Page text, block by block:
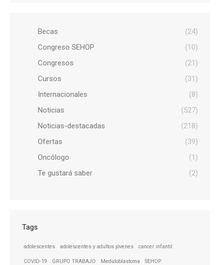
Becas
(24)
Congreso SEHOP
(10)
Congresos
(21)
Cursos
(31)
Internacionales
(8)
Noticias
(527)
Noticias-destacadas
(218)
Ofertas
(39)
Oncólogo
(1)
Te gustará saber
(2)
Tags
adolescentes adolescentes y adultos jóvenes cancer infantil
COVID-19 GRUPO TRABAJO Meduloblastoma SEHOP